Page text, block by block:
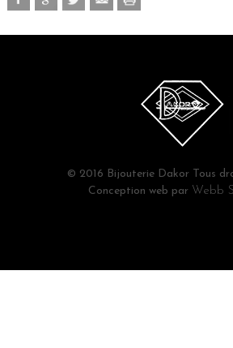
© 2016 Bijouterie Dakor Tous
Conception web par Webb